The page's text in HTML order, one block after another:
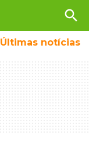
search
Últimas notícias